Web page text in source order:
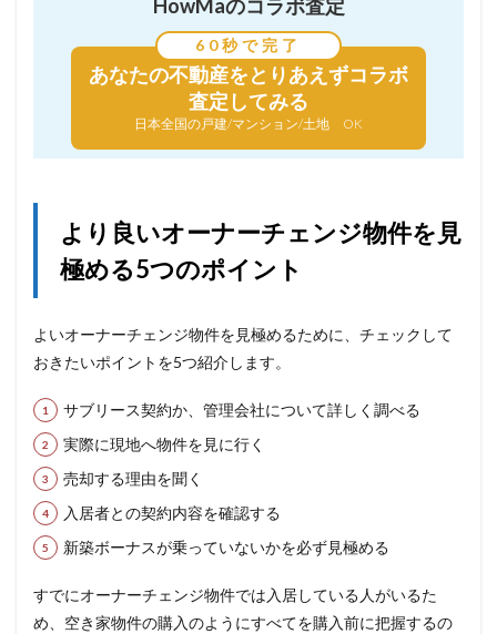
HowMaのコラボ査定
60秒で完了
あなたの不動産をとりあえずコラボ
査定してみる
日本全国の戸建/マンション/土地 OK
より良いオーナーチェンジ物件を見
極める5つのポイント
よいオーナーチェンジ物件を見極めるために、チェックして
おきたいポイントを5つ紹介します。
サブリース契約か、管理会社について詳しく調べる
実際に現地へ物件を見に行く
売却する理由を聞く
入居者との契約内容を確認する
新築ボーナスが乗っていないかを必ず見極める
すでにオーナーチェンジ物件では入居している人がいるた
め、空き家物件の購入のようにすべてを購入前に把握するの